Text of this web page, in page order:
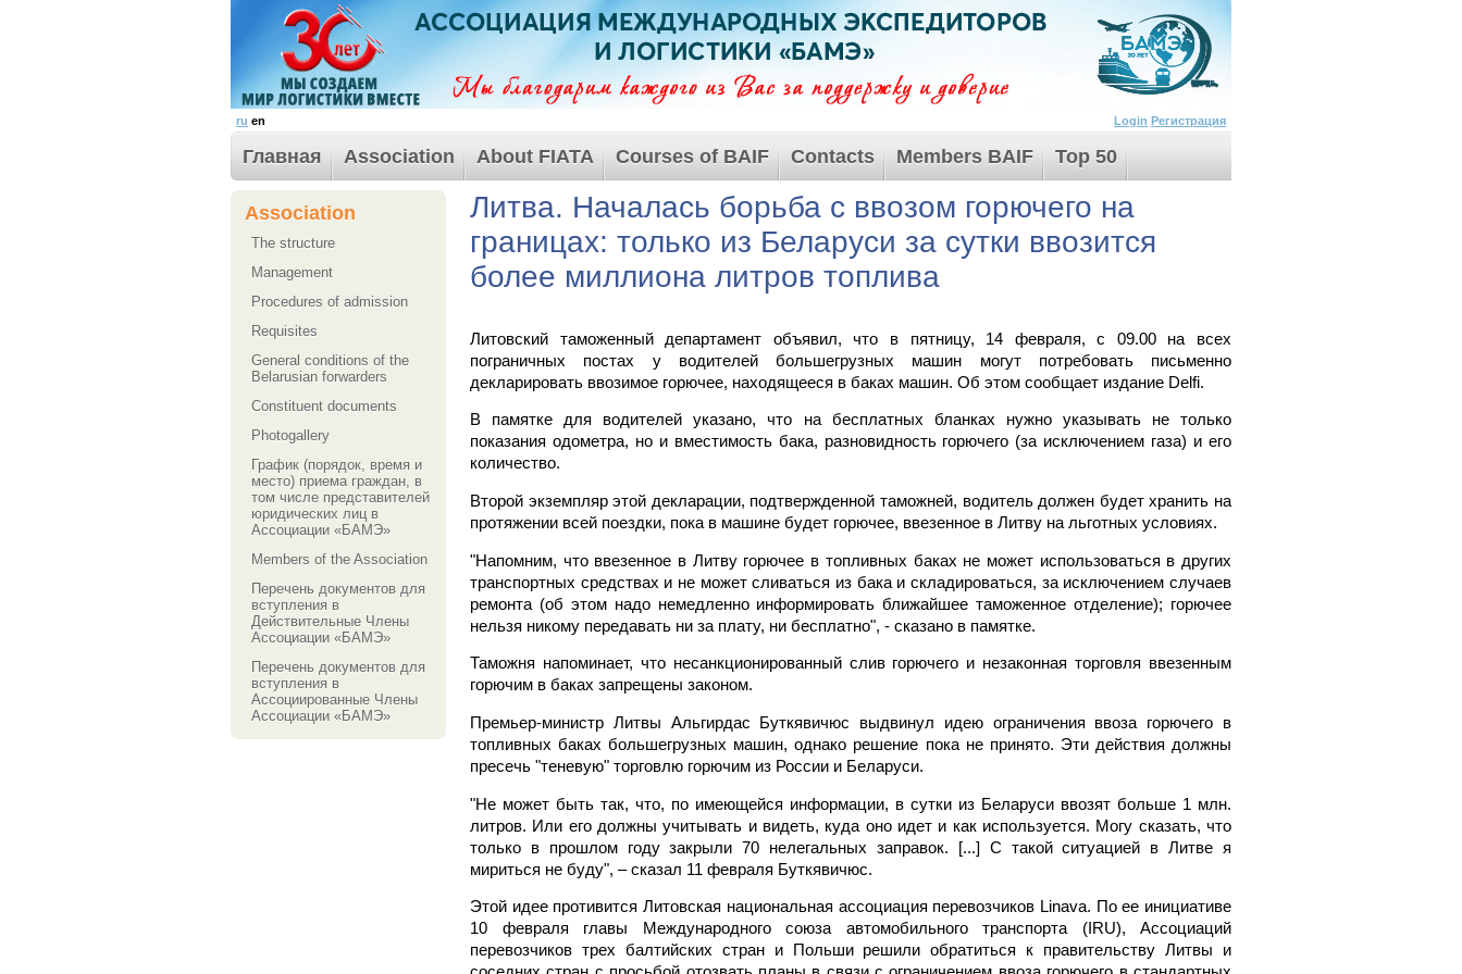
ru en Login Регистрация
Главная Association About FIATA Courses of BAIF Contacts Members BAIF Top 50
Association
The structure
Management
Procedures of admission
Requisites
General conditions of the
Belarusian forwarders
Сonstituent documents
Photogallery
График (порядок, время и
место) приема граждан, в
том числе представителей
юридических лиц в
Ассоциации «БАМЭ»
Members of the Association
Перечень документов для
вступления в
Действительные Члены
Ассоциации «БАМЭ»
Перечень документов для
вступления в
Ассоциированные Члены
Ассоциации «БАМЭ»
Литва. Началась борьба с ввозом горючего на
границах: только из Беларуси за сутки ввозится
более миллиона литров топлива
Литовский таможенный департамент объявил, что в пятницу, 14 февраля, с 09.00 на всех
пограничных постах у водителей большегрузных машин могут потребовать письменно
декларировать ввозимое горючее, находящееся в баках машин. Об этом сообщает издание Delfi.
В памятке для водителей указано, что на бесплатных бланках нужно указывать не только
показания одометра, но и вместимость бака, разновидность горючего (за исключением газа) и его
количество.
Второй экземпляр этой декларации, подтвержденной таможней, водитель должен будет хранить на
протяжении всей поездки, пока в машине будет горючее, ввезенное в Литву на льготных условиях.
"Напомним, что ввезенное в Литву горючее в топливных баках не может использоваться в других
транспортных средствах и не может сливаться из бака и складироваться, за исключением случаев
ремонта (об этом надо немедленно информировать ближайшее таможенное отделение); горючее
нельзя никому передавать ни за плату, ни бесплатно", - сказано в памятке.
Таможня напоминает, что несанкционированный слив горючего и незаконная торговля ввезенным
горючим в баках запрещены законом.
Премьер-министр Литвы Альгирдас Буткявичюс выдвинул идею ограничения ввоза горючего в
топливных баках большегрузных машин, однако решение пока не принято. Эти действия должны
пресечь "теневую" торговлю горючим из России и Беларуси.
"Не может быть так, что, по имеющейся информации, в сутки из Беларуси ввозят больше 1 млн.
литров. Или его должны учитывать и видеть, куда оно идет и как используется. Могу сказать, что
только в прошлом году закрыли 70 нелегальных заправок. [...] С такой ситуацией в Литве я
мириться не буду", – сказал 11 февраля Буткявичюс.
Этой идее противится Литовская национальная ассоциация перевозчиков Linava. По ее инициативе
10 февраля главы Международного союза автомобильного транспорта (IRU), Ассоциаций
перевозчиков трех балтийских стран и Польши решили обратиться к правительству Литвы и